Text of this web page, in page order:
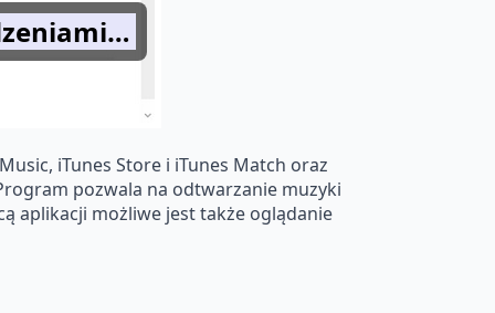
iTunes Store i iTunes Match oraz
pozwala na odtwarzanie muzyki
aplikacji możliwe jest także oglądanie